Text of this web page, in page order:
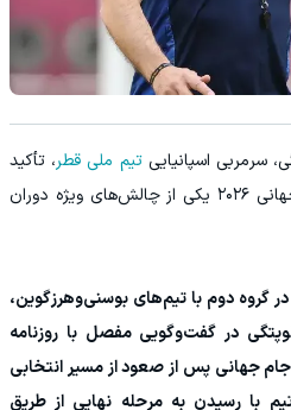
سرمربی اسپانیاییتیم ملی قطر، تأکید
کرد که هدایت این تیم در جام جهانی ۲۰۲۶ یکی از چالش‌های ویژه دوران
تیم ملی قطر در جام جهانی ۲۰۲۶ در گروه دوم با تیم‌های بوسنی‌وهرزگوین،
در گفت‌وگویی مفصل با روزنامه
جهانی پس از صعود از مسیر انتخابی
با رسیدن به مرحله نهایی از طریق